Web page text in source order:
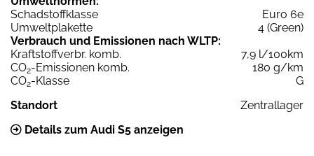
Schadstoffklasse
Euro 6e
Umweltplakette
4 (Green)
Verbrauch und Emissionen nach WLTP:
Kraftstoffverbr. komb.
7,9 l/100km
CO2-Emissionen komb.
180 g/km
CO2-Klasse
G
Standort
Zentrallager
Details zum Audi S5 anzeigen